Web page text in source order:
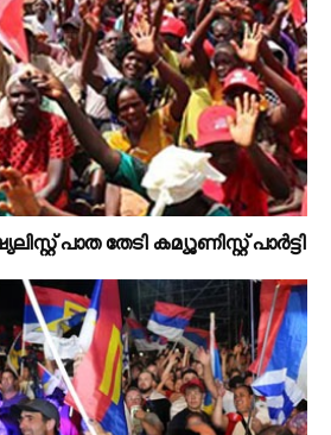
പാത തേടി കമ്യൂണിസ്റ്റ്‌ പാർട്ടി